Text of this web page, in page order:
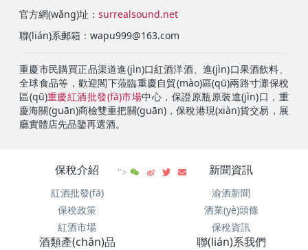
官方網(wǎng)址：surrealsound.net
聯(lián)系郵箱：wapu999@163.com
重慶市民購買正品渠道進(jìn)口紅酒洋酒、進(jìn)口果酒飲料、
全球食品等，歡迎閣下蒞臨重慶自貿(mào)區(qū)兩路寸灘保稅
區(qū)重慶紅酒批發(fā)市場中心，保證原瓶原裝進(jìn)口，重
慶海關(guān)商檢雙重把關(guān)，保稅港現(xiàn)貨交易，展
廳實體店先品鑒再選酒。
保稅介紹
紅酒批發(fā)
保稅政策
紅酒市場
新聞資訊
渝酒新聞
酒業(yè)頭條
保稅資訊
酒類產(chǎn)品 聯(lián)系我們
">